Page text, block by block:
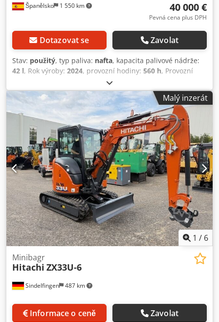
Španělsko 1 550 km 40 000 €
Pevná cena plus DPH
Dotazovat se Zavolat
Stav: použitý, typ paliva: nafta, kapacita palivové nádrže:
42 l, Rok výroby: 2024, provozní hodiny: 560 h, Provozní
hmotnost: 3 700 kg Rozměry (D x Š x V): 453 x 155 x 248 cm
Typ motoru: Yanmar 3TNV88 Dedpoy Nw D Sefx Acnokr
Malý inzerát
1 / 6
Sindelfingen 487 km
Minibagr
Hitachi ZX33U-6
Informace o ceně Zavolat